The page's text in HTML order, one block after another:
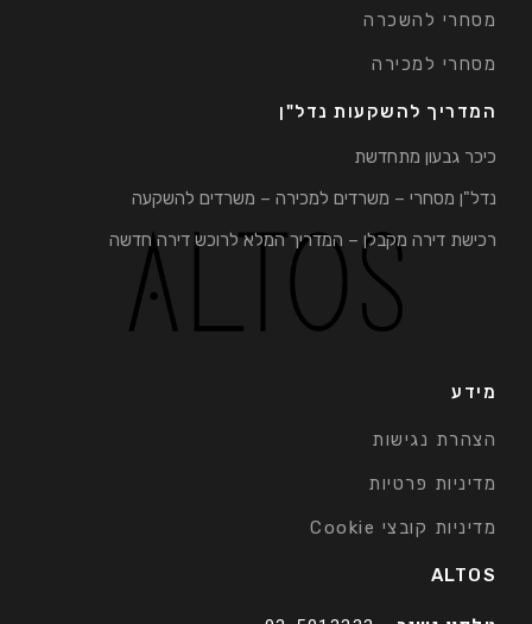
מסחרי להשכרה
מסחרי למכירה
המדריך להשקעות נדל"ן
כיכר גבעון מתחדשת
נדל"ן מסחרי – משרדים למכירה – משרדים להשקעה
רכישת דירה מקבלן – המדריך המלא לרוכש דירה חדשה
מידע
הצהרת נגישות
מדיניות פרטיות
מדיניות קובצי Cookie
ALTOS